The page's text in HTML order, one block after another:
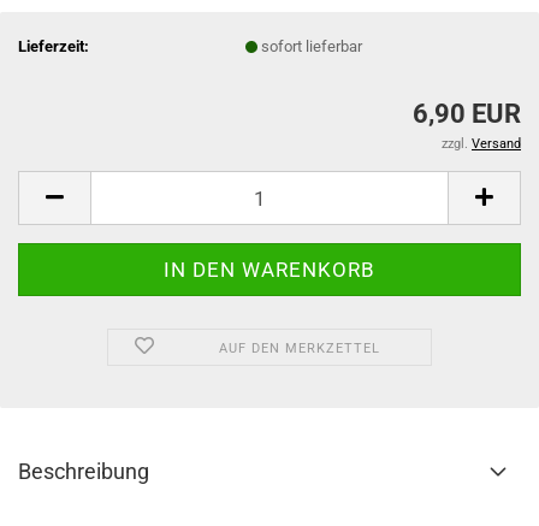
Lieferzeit: sofort lieferbar
6,90 EUR
zzgl. Versand
AUF DEN MERKZETTEL
Beschreibung